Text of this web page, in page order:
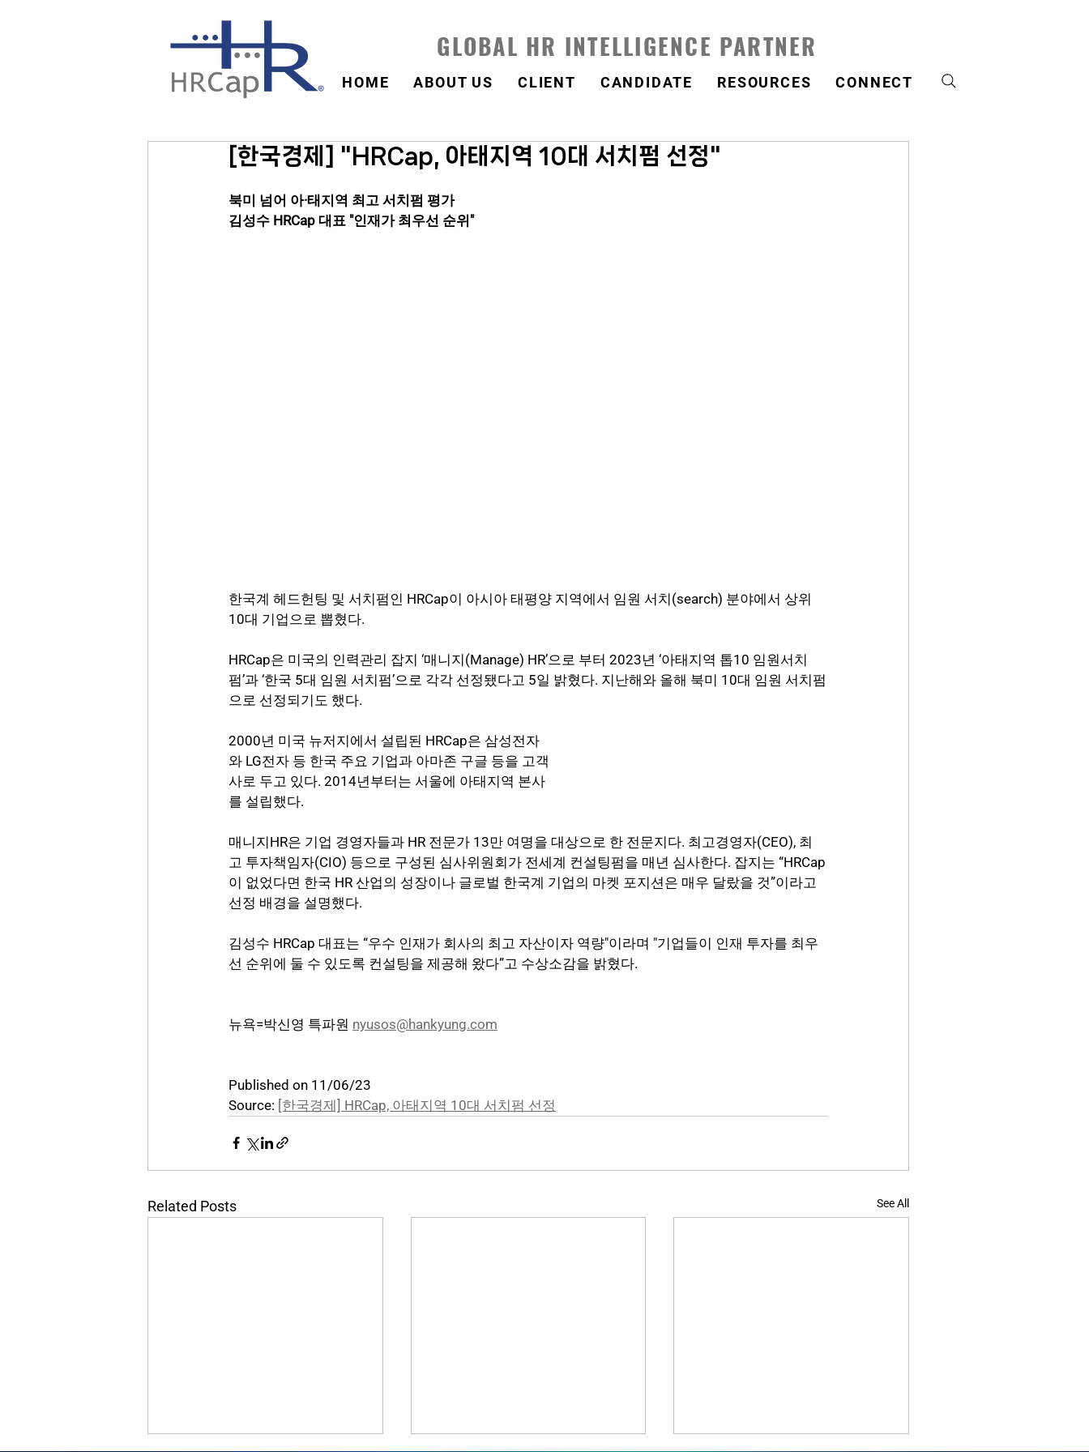
GLOBAL HR INTELLIGENCE PARTNER
HOME ABOUT US CLIENT CANDIDATE RESOURCES CONNECT
[한국경제] "HRCap, 아태지역 10대 서치펌 선정"
북미 넘어 아·태지역 최고 서치펌 평가
김성수 HRCap 대표 "인재가 최우선 순위"
한국계 헤드헌팅 및 서치펌인 HRCap이 아시아 태평양 지역에서 임원 서치(search) 분야에서 상위
10대 기업으로 뽑혔다.
HRCap은 미국의 인력관리 잡지 ‘매니지(Manage) HR’으로 부터 2023년 ‘아태지역 톱10 임원서치
펌’과 ‘한국 5대 임원 서치펌’으로 각각 선정됐다고 5일 밝혔다. 지난해와 올해 북미 10대 임원 서치펌
으로 선정되기도 했다.
2000년 미국 뉴저지에서 설립된 HRCap은 삼성전자
와 LG전자 등 한국 주요 기업과 아마존 구글 등을 고객
사로 두고 있다. 2014년부터는 서울에 아태지역 본사
를 설립했다.
매니지HR은 기업 경영자들과 HR 전문가 13만 여명을 대상으로 한 전문지다. 최고경영자(CEO), 최
고 투자책임자(CIO) 등으로 구성된 심사위원회가 전세계 컨설팅펌을 매년 심사한다. 잡지는 “HRCap
이 없었다면 한국 HR 산업의 성장이나 글로벌 한국계 기업의 마켓 포지션은 매우 달랐을 것”이라고
선정 배경을 설명했다.
김성수 HRCap 대표는 “우수 인재가 회사의 최고 자산이자 역량"이라며 "기업들이 인재 투자를 최우
선 순위에 둘 수 있도록 컨설팅을 제공해 왔다”고 수상소감을 밝혔다.
뉴욕=박신영 특파원 nyusos@hankyung.com
Published on 11/06/23
Source: [한국경제] HRCap, 아태지역 10대 서치펌 선정
Related Posts See All